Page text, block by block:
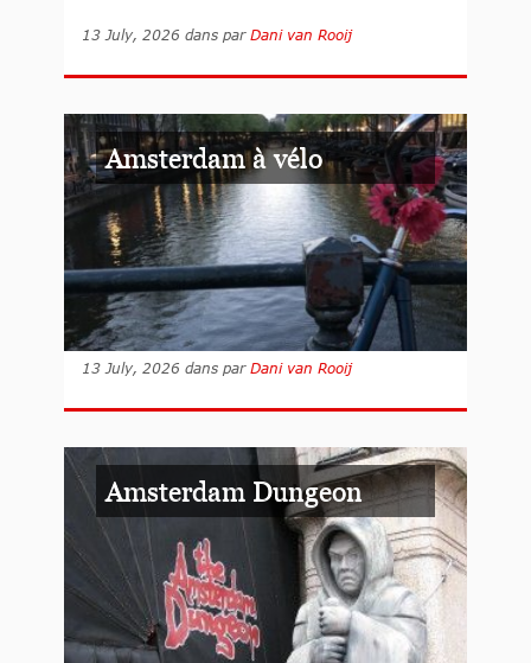
13 July, 2026 dans par Dani van Rooij
Amsterdam à vélo
13 July, 2026 dans par Dani van Rooij
Amsterdam Dungeon